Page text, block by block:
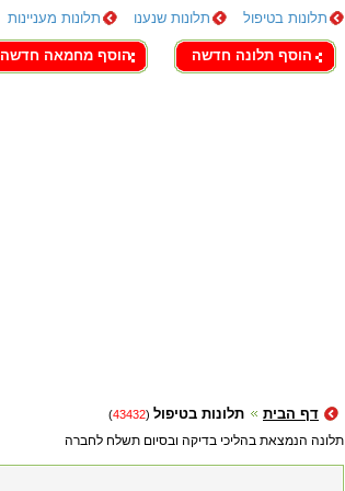
תלונות בטיפול תלונות שנענו תלונות מעניינות
צור קשר
הוסף תלונה חדשה הוסף מחמאה חדשה
תלונות בטיפול (
43432
) דף הבית
תלונה הנמצאת בהליכי בדיקה ובסיום תשלח לחברה